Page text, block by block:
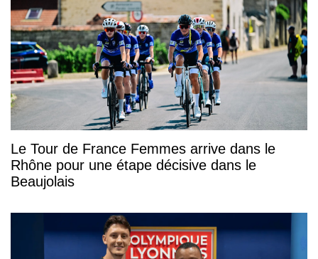
Le Tour de France Femmes arrive dans le
Rhône pour une étape décisive dans le
Beaujolais